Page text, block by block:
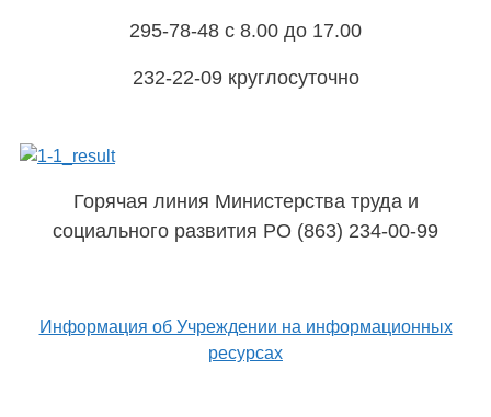
295-78-48 с 8.00 до 17.00
232-22-09 круглосуточно
Горячая линия Министерства труда и
социального развития РО (863) 234-00-99
Информация об Учреждении на информационных
ресурсах